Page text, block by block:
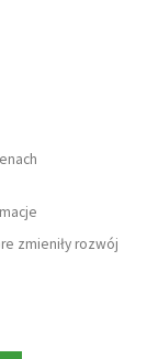
zmieniły rozwój